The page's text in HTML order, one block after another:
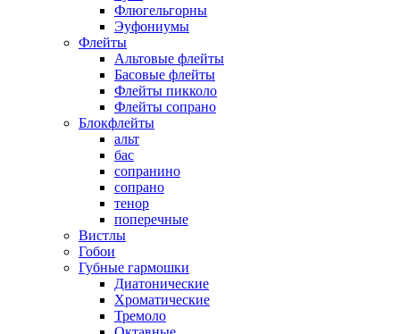
Флюгельгорны
Эуфониумы
Флейты
Альтовые флейты
Басовые флейты
Флейты пикколо
Флейты сопрано
Блокфлейты
альт
бас
сопранино
сопрано
тенор
поперечные
Вистлы
Гобои
Губные гармошки
Диатонические
Хроматические
Тремоло